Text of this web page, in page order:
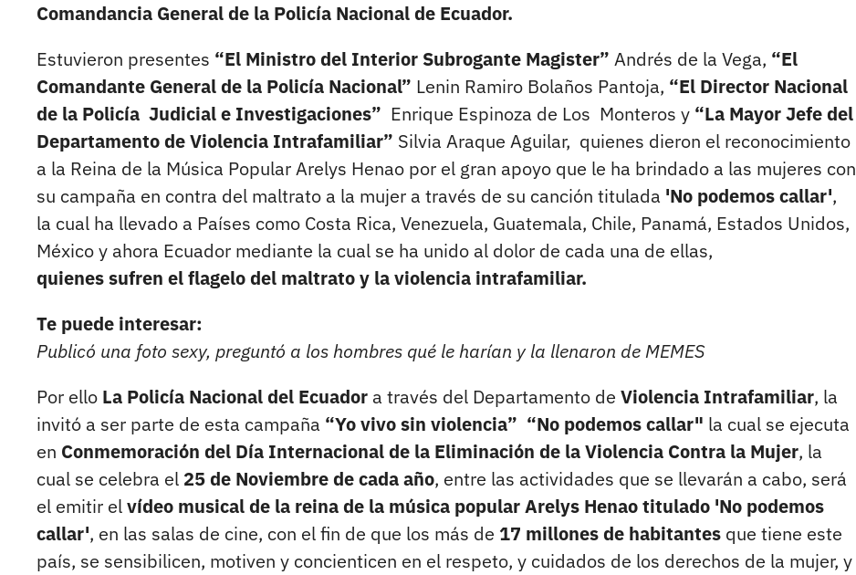
Comandancia General de la Policía Nacional de Ecuador.
Estuvieron presentes “El Ministro del Interior Subrogante Magister” Andrés de la Vega, “El
Comandante General de la Policía Nacional” Lenin Ramiro Bolaños Pantoja, “El Director Nacional
de la Policía Judicial e Investigaciones” Enrique Espinoza de Los Monteros y “La Mayor Jefe del
Departamento de Violencia Intrafamiliar” Silvia Araque Aguilar, quienes dieron el reconocimiento
a la Reina de la Música Popular Arelys Henao por el gran apoyo que le ha brindado a las mujeres con
su campaña en contra del maltrato a la mujer a través de su canción titulada 'No podemos callar',
la cual ha llevado a Países como Costa Rica, Venezuela, Guatemala, Chile, Panamá, Estados Unidos,
México y ahora Ecuador mediante la cual se ha unido al dolor de cada una de ellas,
quienes sufren el flagelo del maltrato y la violencia intrafamiliar.
Te puede interesar:
Publicó una foto sexy, preguntó a los hombres qué le harían y la llenaron de MEMES
Por ello La Policía Nacional del Ecuador a través del Departamento de Violencia Intrafamiliar, la
invitó a ser parte de esta campaña “Yo vivo sin violencia” “No podemos callar" la cual se ejecuta
en Conmemoración del Día Internacional de la Eliminación de la Violencia Contra la Mujer, la
cual se celebra el 25 de Noviembre de cada año, entre las actividades que se llevarán a cabo, será
el emitir elvídeo musical de la reina de la música popular Arelys Henao titulado 'No podemos
callar', en las salas de cine, con el fin de que los más de 17 millones de habitantes que tiene este
país, se sensibilicen, motiven y concienticen en el respeto, y cuidados de los derechos de la mujer, y